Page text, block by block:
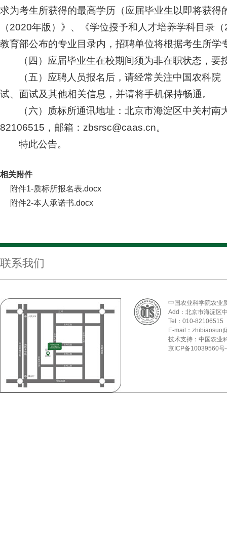
求为考生所获得的最高学历（应届毕业生以即将获
（2020年版）》、《学位授予和人才培养学科目录
教育部公布的专业目录内，招聘单位将根据考生所
（四）应届毕业生在校期间须为非在职状态，
（五）应聘人员报名后，请经常关注中国农科
试、面试及其他相关信息，并请将手机保持畅通。
（六）质标所通讯地址：北京市海淀区中关村
82106515，邮箱：zbsrsc@caas.cn。
特此公告。
相关附件
附件1-质标所报名表.docx
附件2-本人承诺书.docx
联系我们
中国农业科学院农业
Add：北京市海淀区
Tel：010-
E-mail：
技术支持：中国农业
京ICP备10039560号